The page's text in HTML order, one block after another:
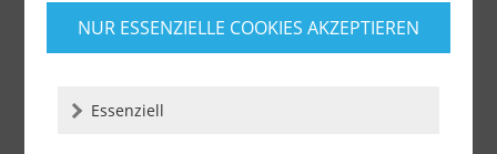
+
NUR ESSENZIELLE COOKIES AKZEPTIEREN
Essenziell